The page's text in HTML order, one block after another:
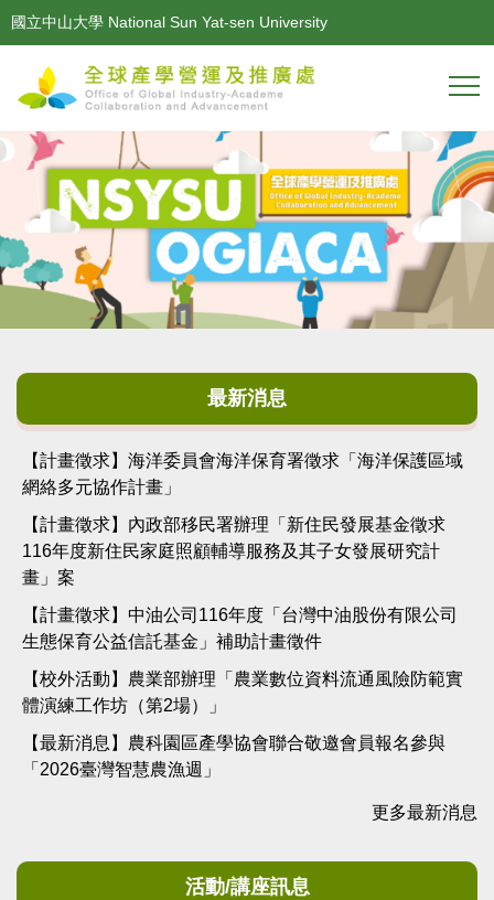
跳
到
要
區
國立中山大學 National Sun Yat-sen University
最新消息
【計畫徵求】海洋委員會海洋保育署徵求「海洋保護區域
網絡多元協作計畫」
【計畫徵求】內政部移民署辦理「新住民發展基金徵求
116年度新住民家庭照顧輔導服務及其子女發展研究計
畫」案
【計畫徵求】中油公司116年度「台灣中油股份有限公司
生態保育公益信託基金」補助計畫徵件
【校外活動】農業部辦理「農業數位資料流通風險防範實
體演練工作坊（第2場）」
【最新消息】農科園區產學協會聯合敬邀會員報名參與
「2026臺灣智慧農漁週」
更多最新消息
活動/講座訊息